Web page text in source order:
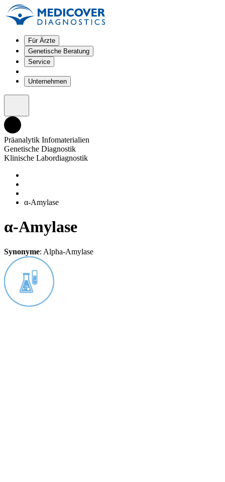
Für Ärzte
Genetische Beratung
Service
Unternehmen
Präanalytik Infomaterialien
Genetische Diagnostik
Klinische Labordiagnostik
α-Amylase
α-Amylase
Synonyme: Alpha-Amylase